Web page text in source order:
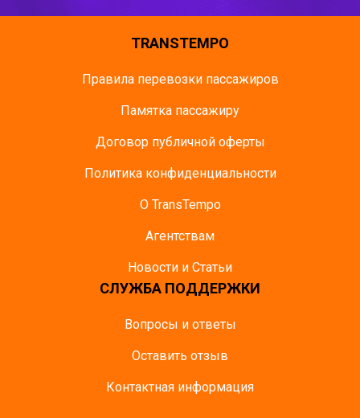
TRANSTEMPO
Правила перевозки пассажиров
Памятка пасcажиру
Договор публичной оферты
Политика конфиденциальности
О TransTempo
Агентствам
Новости и Статьи
СЛУЖБА ПОДДЕРЖКИ
Вопросы и ответы
Оставить отзыв
Контактная информация